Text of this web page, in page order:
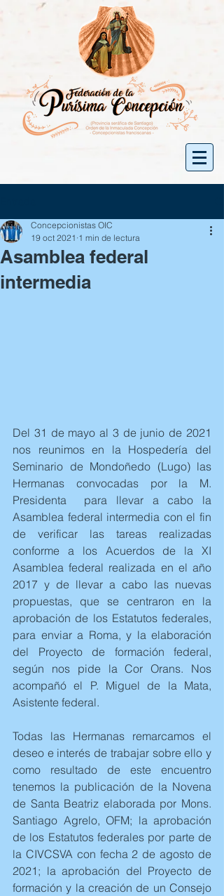
Asamblea federal
intermedia
Concepcionistas OIC
19 oct 2021 1 min de lectura
Del 31 de mayo al 3 de junio de 2021
nos reunimos en la Hospedería del
Seminario de Mondoñedo (Lugo) las
Hermanas convocadas por la M.
Presidenta  para llevar a cabo la
Asamblea federal intermedia con el fin
de verificar las tareas realizadas
conforme a los Acuerdos de la XI
Asamblea federal realizada en el año
2017 y de llevar a cabo las nuevas
propuestas, que se centraron en la
aprobación de los Estatutos federales,
para enviar a Roma, y la elaboración
del Proyecto de formación federal,
según nos pide la Cor Orans. Nos
acompañó el P. Miguel de la Mata,
Asistente federal.
Todas las Hermanas remarcamos el
deseo e interés de trabajar sobre ello y
como resultado de este encuentro
tenemos la publicación de la Novena
de Santa Beatriz elaborada por Mons.
Santiago Agrelo, OFM; la aprobación
de los Estatutos federales por parte de
la CIVCSVA con fecha 2 de agosto de
2021; la aprobación del Proyecto de
formación y la creación de un Consejo